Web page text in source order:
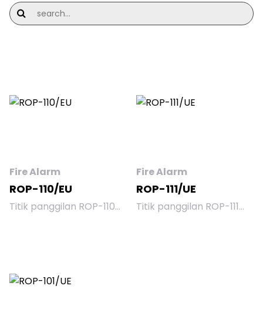
Fire Alarm
ROP-110/EU
Titik panggilan ROP-110
panggilan dirancang
untuk bekerja dengan
Fire Alarm
ROP-111/UE
Titik panggilan ROP-111